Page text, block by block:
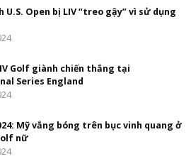
U.S. Open bị LIV “treo gậy” vì sử dụng
Golf giành chiến thắng tại
Series England
Mỹ vắng bóng trên bục vinh quang ở
nữ